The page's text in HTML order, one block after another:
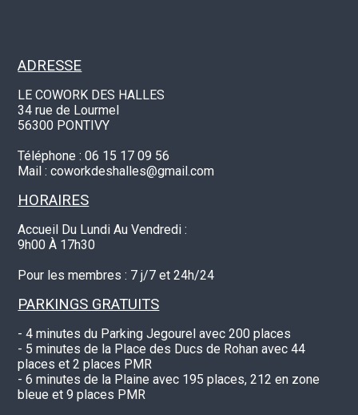
ADRESSE
LE COWORK DES HALLES
34 rue de Lourmel
56300 PONTIVY
Téléphone : 06 15 17 09 56
Mail : coworkdeshalles@gmail.com
HORAIRES
Accueil Du Lundi Au Vendredi :
9h00 À 17h30
Pour les membres : 7 j/7 et 24h/24
PARKINGS GRATUITS
- 4 minutes du Parking Jegourel avec 200 places
- 5 minutes de la Place des Ducs de Rohan avec 44
places et 2 places PMR
- 6 minutes de la Plaine avec 195 places, 212 en zone
bleue et 9 places PMR